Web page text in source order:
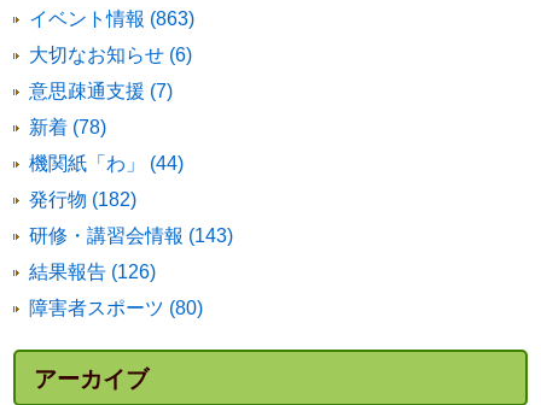
イベント情報 (863)
大切なお知らせ (6)
意思疎通支援 (7)
新着 (78)
機関紙「わ」 (44)
発行物 (182)
研修・講習会情報 (143)
結果報告 (126)
障害者スポーツ (80)
アーカイブ